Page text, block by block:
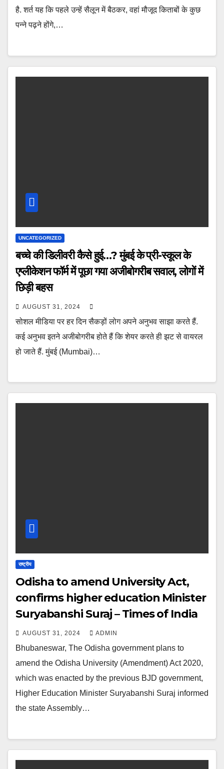
है. शर्त यह कि पहले उन्हें सैलून में बैठकर, वहां मौजूद किताबों के कुछ
पन्ने पढ़ने होंगे,…
UNCATEGORIZED
बच्चे की डिलीवरी कैसे हुई…? मुंबई के प्री-स्कूल के
एप्लीकेशन फॉर्म में पूछा गया अजीबोगरीब सवाल, लोगों में
छिड़ी बहस
AUGUST 31, 2024
सोशल मीडिया पर हर दिन सैकड़ों लोग अपने अनुभव साझा करते हैं.
कई अनुभव इतने अजीबोगरीब होते हैं कि शेयर करते ही झट से वायरल
हो जाते हैं. मुंबई (Mumbai)…
राष्ट्रीय
Odisha to amend University Act,
confirms higher education Minister
Suryabanshi Suraj – Times of India
AUGUST 31, 2024 ADMIN
Bhubaneswar, The Odisha government plans to
amend the Odisha University (Amendment) Act 2020,
which was enacted by the previous BJD government,
Higher Education Minister Suryabanshi Suraj informed
the state Assembly…